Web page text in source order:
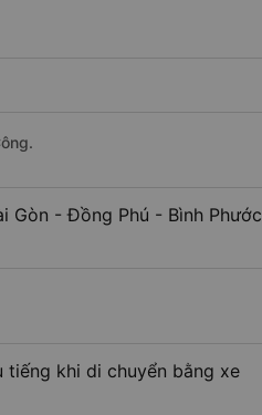
Gòn - Đồng Phú - Bình Phước
tiếng khi di chuyển bằng xe